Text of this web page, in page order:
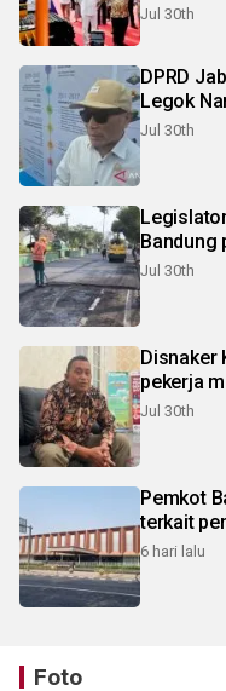
Jul 30th
DPRD
Legok
Jul 30th
Legislator : Rekonstruksi Jalan
Bandung
Jul 30th
Disnaker
pekerja
Jul 30th
Pemkot
terkait
6 hari lalu
Foto